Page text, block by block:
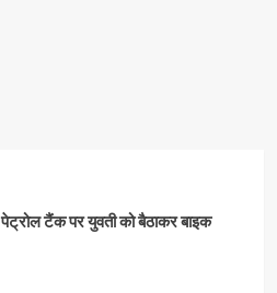
टैंक पर युवती को बैठाकर बाइक